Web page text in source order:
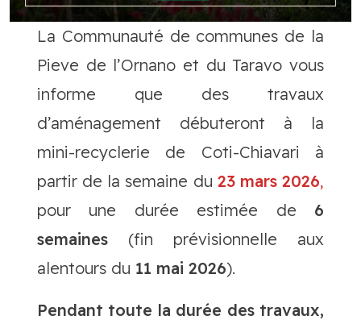
La Communauté de communes de la
Pieve de l’Ornano et du Taravo vous
informe que des travaux
d’aménagement débuteront à la
mini-recyclerie de Coti-Chiavari à
partir de la semaine du 23 mars 2026,
pour une durée estimée de 6
semaines(fin prévisionnelle aux
alentours du 11 mai 2026).
Pendant toute la durée des travaux,